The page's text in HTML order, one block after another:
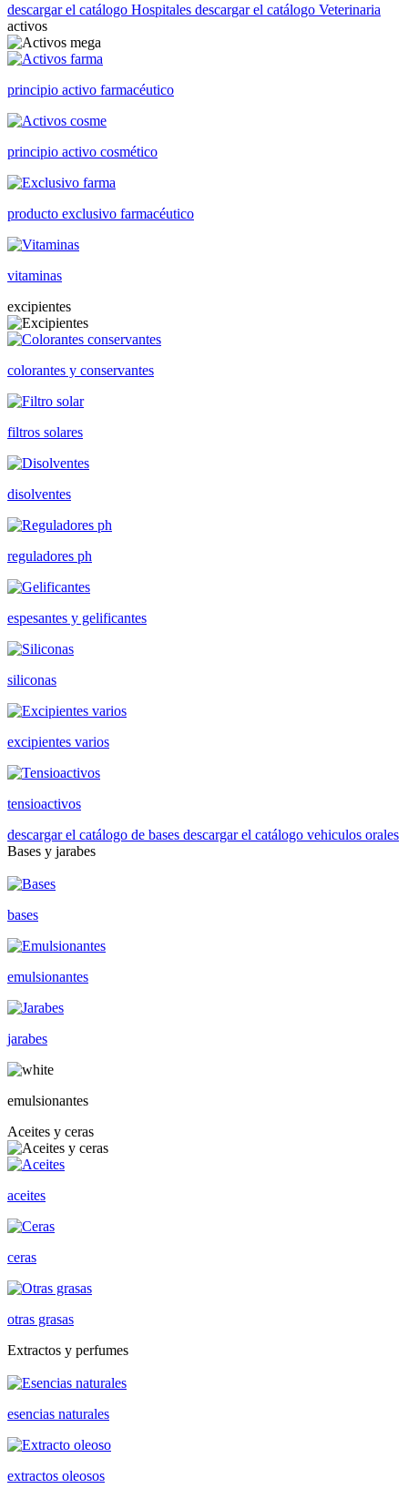
descargar el catálogo Hospitales descargar el catálogo Veterinaria
activos
principio activo farmacéutico
principio activo cosmético
producto exclusivo farmacéutico
vitaminas
excipientes
colorantes y conservantes
filtros solares
disolventes
reguladores ph
espesantes y gelificantes
siliconas
excipientes varios
tensioactivos
descargar el catálogo de bases descargar el catálogo vehiculos orales
Bases y jarabes
bases
emulsionantes
jarabes
emulsionantes
Aceites y ceras
aceites
ceras
otras grasas
Extractos y perfumes
esencias naturales
extractos oleosos